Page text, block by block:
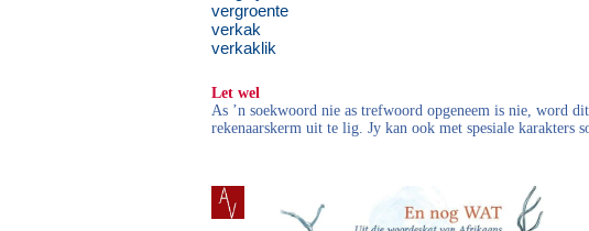
vergroente
verkak
verkaklik
Let wel
As ’n soekwoord nie as trefwoord opgeneem is nie, word
rekenaarskerm uit te lig. Jy kan ook met spesiale karakters